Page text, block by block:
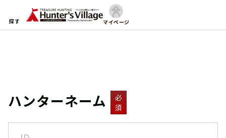
探す マイページ
ハンターネーム
必
須